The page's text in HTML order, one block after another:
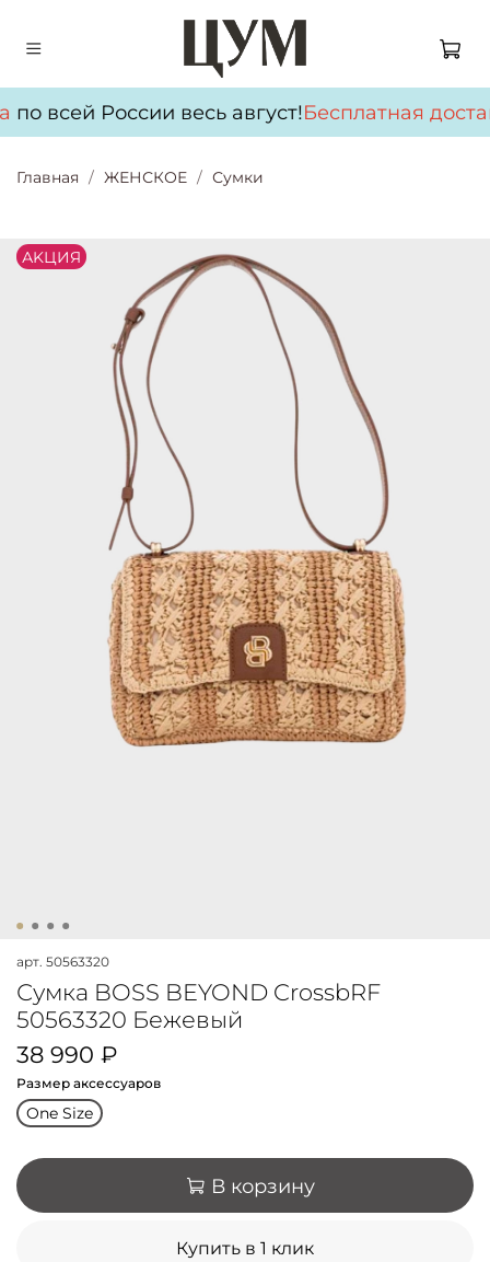
по всей России весь август!Бесплатная
Главная ЖЕНСКОЕ Сумки
АKЦИЯ
арт. 50563320
Сумка BOSS BEYOND CrossbRF
50563320 Бежевый
38 990 ₽
Размер аксессуаров
One Size
В корзину
Купить в 1 клик